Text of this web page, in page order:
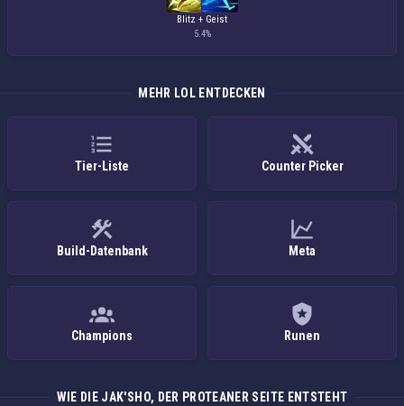
Blitz + Geist
5.4%
MEHR LOL ENTDECKEN
Tier-Liste Counter Picker
Build-Datenbank Meta
Champions Runen
WIE DIE JAK'SHO, DER PROTEANER SEITE ENTSTEHT